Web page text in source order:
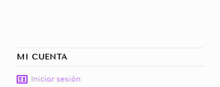
MI CUENTA
Iniciar sesión